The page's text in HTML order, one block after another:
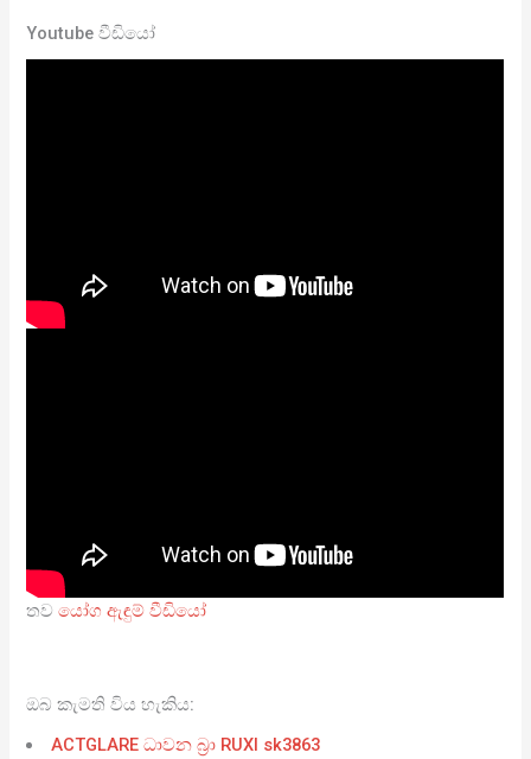
Youtube වීඩියෝ
තවයෝග ඇඳුම් වීඩියෝ
ඔබ කැමති විය හැකිය:
ACTGLARE ධාවන බ්‍රා RUXI sk3863